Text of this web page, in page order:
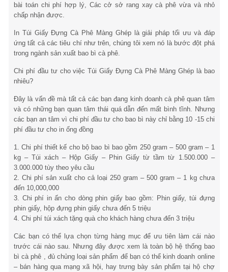
bài toán chi phí hợp lý, Các cở sở rang xay cà phê vừa và nhỏ
chấp nhận được.
In Túi Giấy Đựng Cà Phê Màng Ghép là giải pháp tối ưu và đáp
ứng tất cả các tiêu chí như trên, chúng tôi xem nó là bước đột phá
trong ngành sản xuất bao bì cà phê.
Chi phí đầu tư cho việc Túi Giấy Đựng Cà Phê Màng Ghép là bao
nhiêu?
Đây là vấn đề mà tất cả các bạn đang kinh doanh cà phê quan tâm
và có những bạn quan tâm thái quá dẫn đến mất bình tĩnh. Nhưng
các bạn an tâm vì chi phí đầu tư cho bao bì này chỉ bằng 10 -15 chi
phí đầu tư cho in ống đồng
1. Chi phí thiết kế cho bộ bao bì bao gồm 250 gram – 500 gram – 1
kg – Túi xách – Hộp Giấy – Phin Giấy từ tầm từ 1.500.000 –
3.000.000 tùy theo yêu cầu
2. Chi phí sản xuất cho cả loại 250 gram – 500 gram – 1 kg chưa
đến 10,000,000
3. Chi phí in ấn cho dòng phin giấy bao gồm: Phin giấy, túi đựng
phin giấy, hộp đựng phin giấy chưa đến 5 triệu
4. Chi phí túi xách tặng quà cho khách hàng chưa đến 3 triệu
Các bạn có thể lựa chọn từng hàng mục để ưu tiên làm cái nào
trước cái nào sau. Nhưng đây được xem là toàn bộ hệ thống bao
bì cà phê , đủ chủng loại sản phẩm để bạn có thể kinh doanh online
– bán hàng qua mạng xã hội, hay trưng bày sản phẩm tại hộ chợ